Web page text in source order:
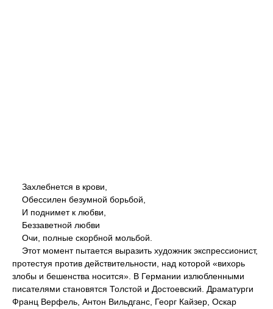
Захлебнется в крови,
Обессилен безумной борьбой,
И поднимет к любви,
Беззаветной любви
Очи, полные скорбной мольбой.
Этот момент пытается выразить художник экспрессионист,
протестуя против действительности, над которой «вихорь
злобы и бешенства носится». В Германии излюбленными
писателями становятся Толстой и Достоевский. Драматурги
Франц Верфель, Антон Вильдганс, Георг Кайзер, Оскар